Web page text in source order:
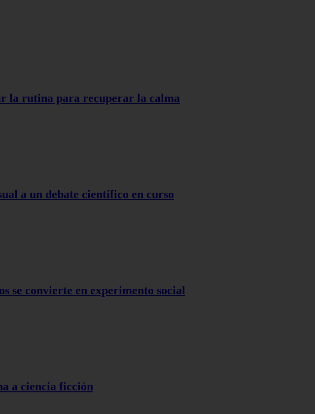
la rutina para recuperar la calma
a un debate científico en curso
se convierte en experimento social
a ciencia ficción